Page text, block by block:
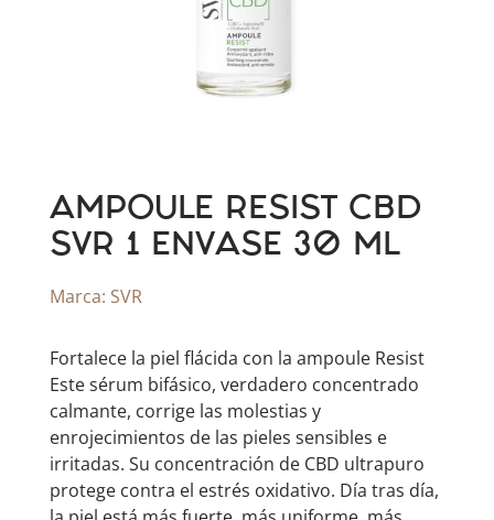
AMPOULE RESIST CBD
SVR 1 ENVASE 30 ML
Marca: SVR
Fortalece la piel flácida con la ampoule Resist
Este sérum bifásico, verdadero concentrado
calmante, corrige las molestias y
enrojecimientos de las pieles sensibles e
irritadas. Su concentración de CBD ultrapuro
protege contra el estrés oxidativo. Día tras día,